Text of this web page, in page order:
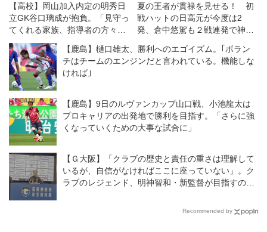
【高校】岡山加入内定の明秀日
立GK谷口璃成が抱負。「見守っ
てくれる家族、指導者の方々、
チームメイトに恩返しできるよ
うに」
夏の王者が貫禄を見せる！ 初
戦ハットの日高元が今度は2
発、倉中悠駕も２戦連発で神村
戦】
【鹿島】樋口雄太、勝利へのエゴイズム。｢ボラン
チはチームのエンジンだと言われている。機能しな
ければ｣
【鹿島】9日のルヴァンカップ山口戦、小池龍太は
プロキャリアの出発地で勝利を目指す。「さらに強
くなっていくための大事な試合に」
【Ｇ大阪】「クラブの歴史と責任の重さは理解して
いるが、自信がなければここに座っていない」。ク
ラブのレジェンド、明神智和・新監督が目指すのは
Recommended by